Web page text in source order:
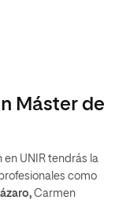
Máster de
UNIR tendrás la
como
Carmen